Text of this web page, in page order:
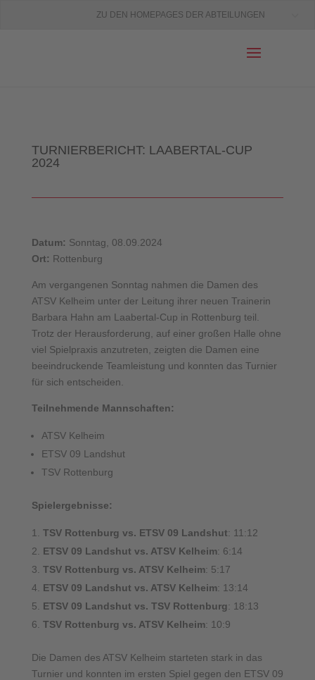
ZU DEN HOMEPAGES DER ABTEILUNGEN
TURNIERBERICHT: LAABERTAL-CUP
2024
Datum: Sonntag, 08.09.2024
Ort: Rottenburg
Am vergangenen Sonntag nahmen die Damen des
ATSV Kelheim unter der Leitung ihrer neuen Trainerin
Barbara Hahn am Laabertal-Cup in Rottenburg teil.
Trotz der Herausforderung, auf einer großen Halle ohne
viel Spielpraxis anzutreten, zeigten die Damen eine
beeindruckende Teamleistung und konnten das Turnier
für sich entscheiden.
Teilnehmende Mannschaften:
ATSV Kelheim
ETSV 09 Landshut
TSV Rottenburg
Spielergebnisse:
TSV Rottenburg vs. ETSV 09 Landshut: 11:12
ETSV 09 Landshut vs. ATSV Kelheim: 6:14
TSV Rottenburg vs. ATSV Kelheim: 5:17
ETSV 09 Landshut vs. ATSV Kelheim: 13:14
ETSV 09 Landshut vs. TSV Rottenburg: 18:13
TSV Rottenburg vs. ATSV Kelheim: 10:9
Die Damen des ATSV Kelheim starteten stark in das
Turnier und konnten im ersten Spiel gegen den ETSV 09